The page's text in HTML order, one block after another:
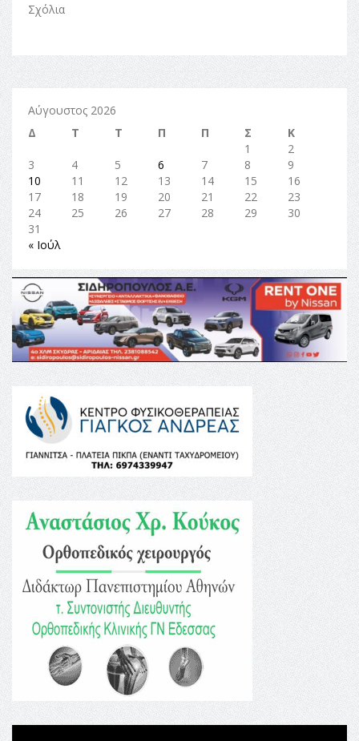
Σχόλια
Αύγουστος 2026
Δ
Τ Τ Π Π Σ
Κ
1
2
3
4 5 6 7 8
9
10
11 12 13 14 15
16
17
18 19 20 21 22
23
24
25 26 27 28 29
30
31
« Ιούλ